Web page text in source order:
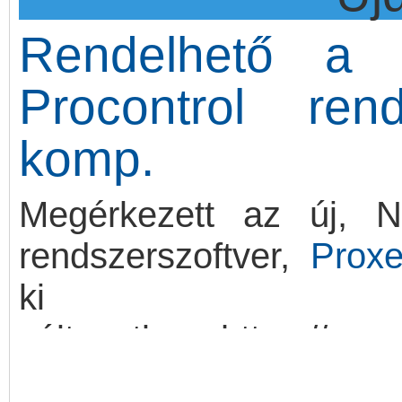
egyszerre kínál
megoldást. Kérje
Rendelhető a
Procontrol
komp.
Megérkezett az új,
rendszerszoftver,
ki
változatban: https://